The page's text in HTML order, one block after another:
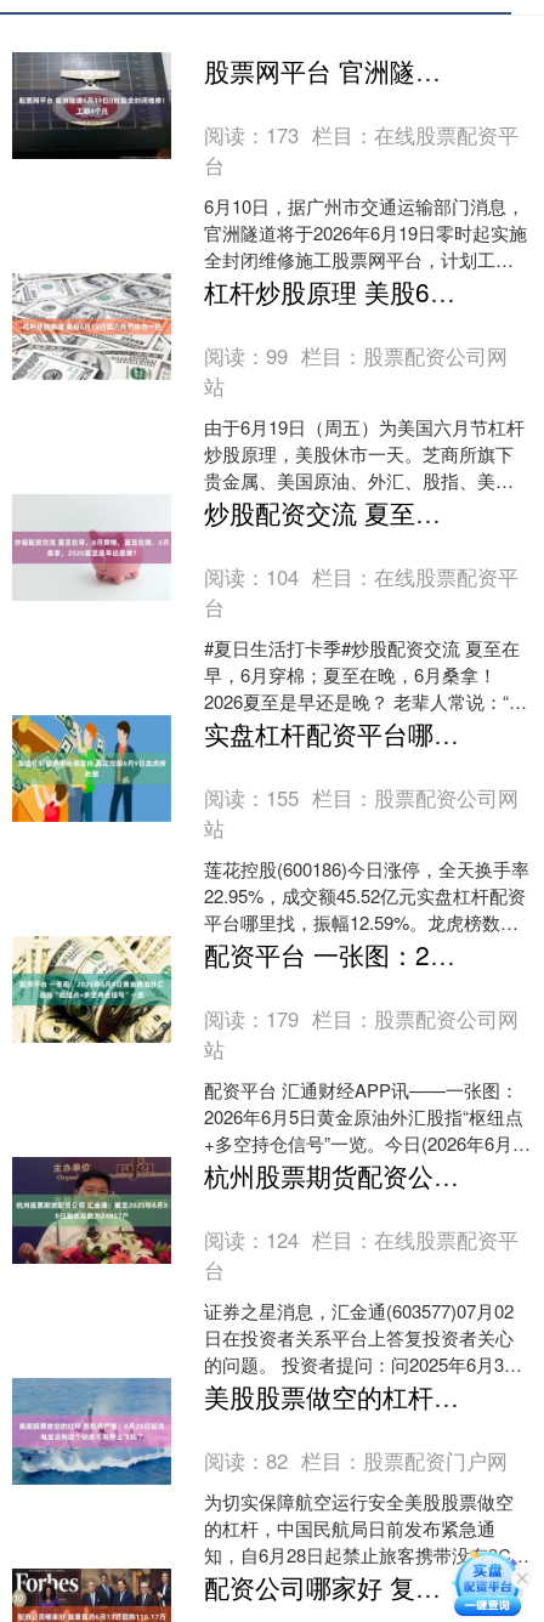
股票网平台 官洲隧道6月19日0时起全封闭维修！工期4个月
阅读： 173 栏目：在线股票配资平
台
6月10日，据广州市交通运输部门消息，
官洲隧道将于2026年6月19日零时起实施
全封闭维修施工股票网平台，计划工期
约4个月。届时将全封闭官洲隧道主线及
其出入口匝....
杠杆炒股原理 美股6月19日因六月节休市一日
阅读：99 栏目： 股票配资公司网
站
由于6月19日（周五）为美国六月节杠杆
炒股原理，美股休市一天。芝商所旗下
贵金属、美国原油、外汇、股指、美债
期货合约交易提前于北京时间20日01：
00结束。洲际交....
炒股配资交流 夏至在早，6月穿棉，夏至在晚，6月桑拿，2026夏至是早还是晚？
阅读： 104 栏目：在线股票配资平
台
#夏日生活打卡季#​炒股配资交流 夏至在
早，6月穿棉；夏至在晚，6月桑拿！
2026夏至是早还是晚？ 老辈人常说：“夏
至在早，6月穿棉；夏至在晚，6月桑
拿”。这话....
实盘杠杆配资平台哪里找 莲花控股6月9日龙虎榜数据
阅读： 155 栏目： 股票配资公司网
站
莲花控股(600186)今日涨停，全天换手率
22.95%，成交额45.52亿元实盘杠杆配资
平台哪里找，振幅12.59%。龙虎榜数据
显示，沪股通净买入7976.0....配资平台 一张图：2026年6月5日黄金原油外汇股指“枢纽点+多空持仓信号”一览
阅读： 179 栏目： 股票配资公司网
站
配资平台 汇通财经APP讯——一张图：
2026年6月5日黄金原油外汇股指“枢纽点
+多空持仓信号”一览。今日(2026年6月5
日周五)最新出炉的数据显示，截止刚
刚....
杭州股票期货配资公司 汇金通：截至2025年6月30日股东总数为24857户
阅读： 124 栏目：在线股票配资平
台
证券之星消息，汇金通(603577)07月02
日在投资者关系平台上答复投资者关心
的问题。 投资者提问：问2025年6月30
日公司股东人数是多少？ 汇金通回复：
感....
美股股票做空的杠杆 各机场严查！6月28日起充电宝没有这个标志不能带上飞机了
阅读：82 栏目： 股票配资门户网
为切实保障航空运行安全美股股票做空
的杠杆，中国民航局日前发布紧急通
知，自6月28日起禁止旅客携带没有3C标
识、3C标识不清晰、被召回型号或批次
的充电宝乘坐境内航....
配资公司哪家好 复星医药6月13日回购116.17万股A股 耗资近3000万元